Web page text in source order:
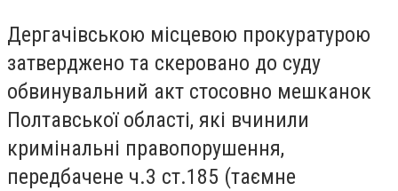
Дергачівською місцевою прокуратурою
затверджено та скеровано до суду
обвинувальний акт стосовно мешканок
Полтавської області, які вчинили
кримінальні правопорушення,
передбачене ч.3 ст.185 (таємне